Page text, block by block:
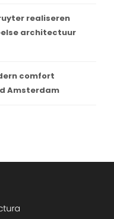
realiseren
architectuur
comfort
Amsterdam